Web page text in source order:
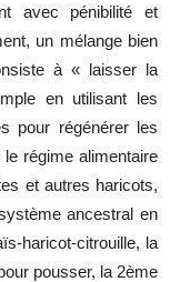
avec pénibilité et
un mélange bien
à « laisser la
en utilisant les
pour régénérer les
régime alimentaire
et autres haricots,
ancestral en
haricot-citrouille, la
pousser, la 2ème